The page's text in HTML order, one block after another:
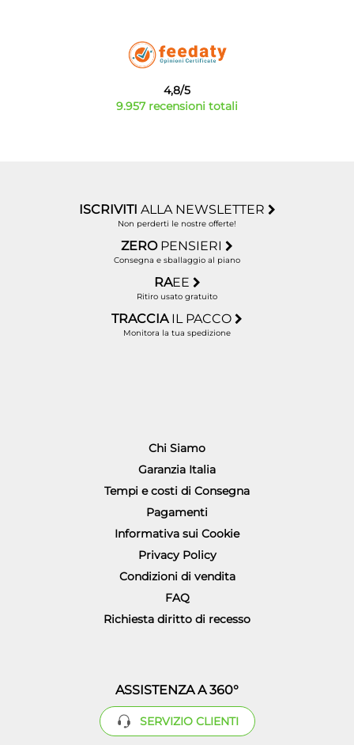
4,8/5
9.957 recensioni totali
ISCRIVITI ALLA NEWSLETTER
Non perderti le nostre offerte!
ZERO PENSIERI
Consegna e sballaggio al piano
RAEE
Ritiro usato gratuito
TRACCIA IL PACCO
Monitora la tua spedizione
Chi Siamo
Garanzia Italia
Tempi e costi di Consegna
Pagamenti
Informativa sui Cookie
Privacy Policy
Condizioni di vendita
FAQ
Richiesta diritto di recesso
ASSISTENZA A 360°
SERVIZIO CLIENTI